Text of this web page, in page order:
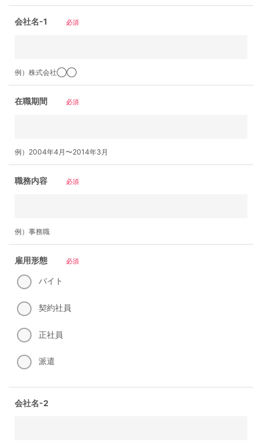
会社名-1 必須
例）株式会社◯◯
在職期間 必須
例）2004年4月〜2014年3月
職務内容 必須
例）事務職
雇用形態 必須
バイト
契約社員
正社員
派遣
会社名-2